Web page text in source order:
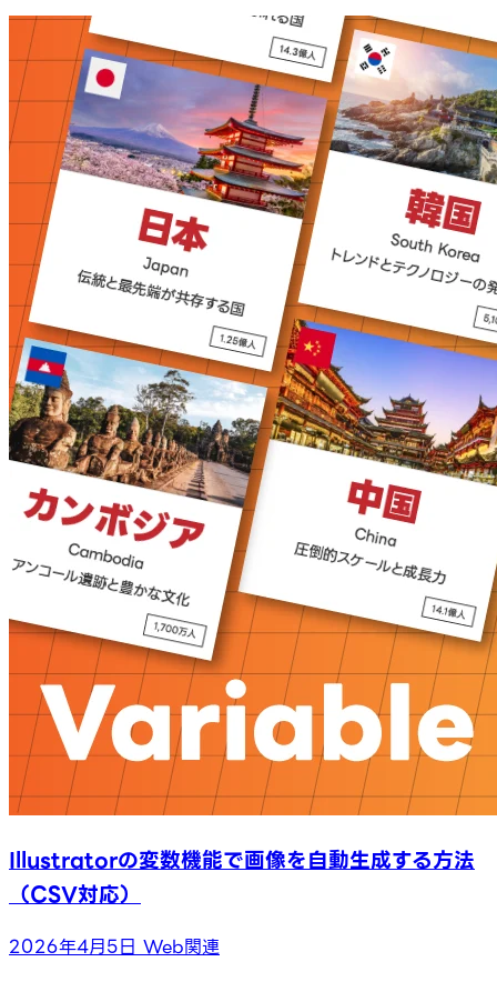
Illustratorの変数機能で画像を自動生成する方法
（CSV対応）
2026年4月5日 Web関連